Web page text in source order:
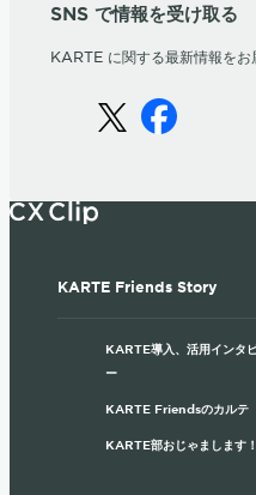
SNS で情報を受け取る
KARTE に関する最新情報をお
KARTE Friends Story
KARTE導入、活用インタ
ー
KARTE Friendsのカルテ
KARTE部おじゃまします！